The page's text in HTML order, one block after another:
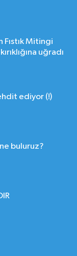
Mitingi
uğradı
ediyor (!)
buluruz?